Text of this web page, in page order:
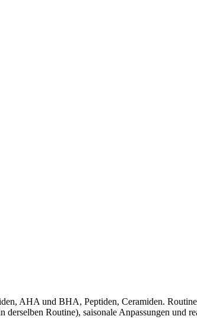
AHA und BHA, Peptiden, Ceramiden.
Routine), saisonale Anpassungen und